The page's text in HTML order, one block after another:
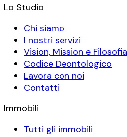
Lo Studio
Chi siamo
I nostri servizi
Vision, Mission e Filosofia
Codice Deontologico
Lavora con noi
Contatti
Immobili
Tutti gli immobili